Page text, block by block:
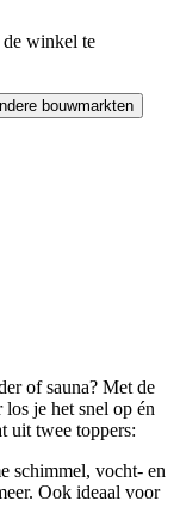
winkel te
bouwmarkten
of sauna? Met de
je het snel op én
uit twee toppers:
schimmel, vocht- en
Ook ideaal voor